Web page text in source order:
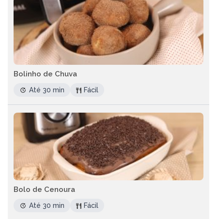
Bolinho de Chuva
Até 30 min Fácil
Bolo de Cenoura
Até 30 min Fácil